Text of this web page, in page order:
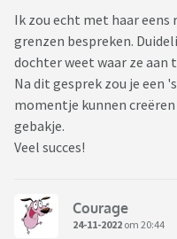
Ik zou echt met haar
grenzen bespreken.
dochter weet waar ze aan
Na dit gesprek zou je een
momentje kunnen
gebakje.
Veel succes!
Courage
24-11-2022 om 20:44